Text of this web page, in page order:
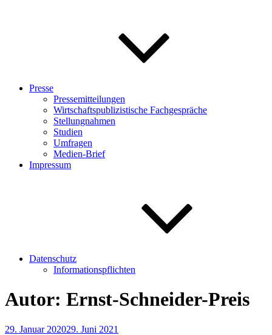
Presse
Pressemitteilungen
Wirtschaftspublizistische Fachgespräche
Stellungnahmen
Studien
Umfragen
Medien-Brief
Impressum
Datenschutz
Informationspflichten
Autor: Ernst-Schneider-Preis
Veröffentlicht
29. Januar 202029. Juni 2021